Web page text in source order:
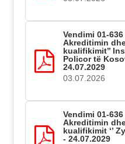
Vendimi 01-
Akreditimin
kualifikimit’’
Policor të
24.07.2029
03.07.2026
Vendimi 01-
Akreditimin
kualifikimit ‘’
- 24.07.2029